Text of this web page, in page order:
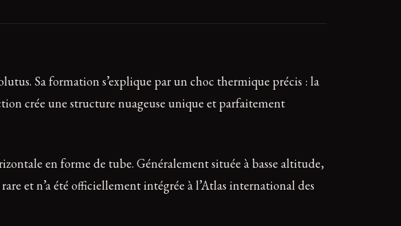
Sa formation s’explique par un choc thermique précis : la
crée une structure nuageuse unique et parfaitement
en forme de tube. Généralement située à basse altitude,
et n’a été officiellement intégrée à l’Atlas international des